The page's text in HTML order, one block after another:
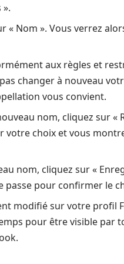
« Nom ». Vous verrez
aux règles et
changer à nouveau
vous convient.
nom, cliquez sur «
votre choix et vous
nom, cliquez sur «
pour confirmer le
modifié sur votre profil
pour être visible par